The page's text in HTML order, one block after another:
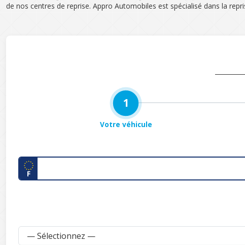
de nos centres de reprise. Appro Automobiles est spécialisé dans la
1
Votre véhicule
F